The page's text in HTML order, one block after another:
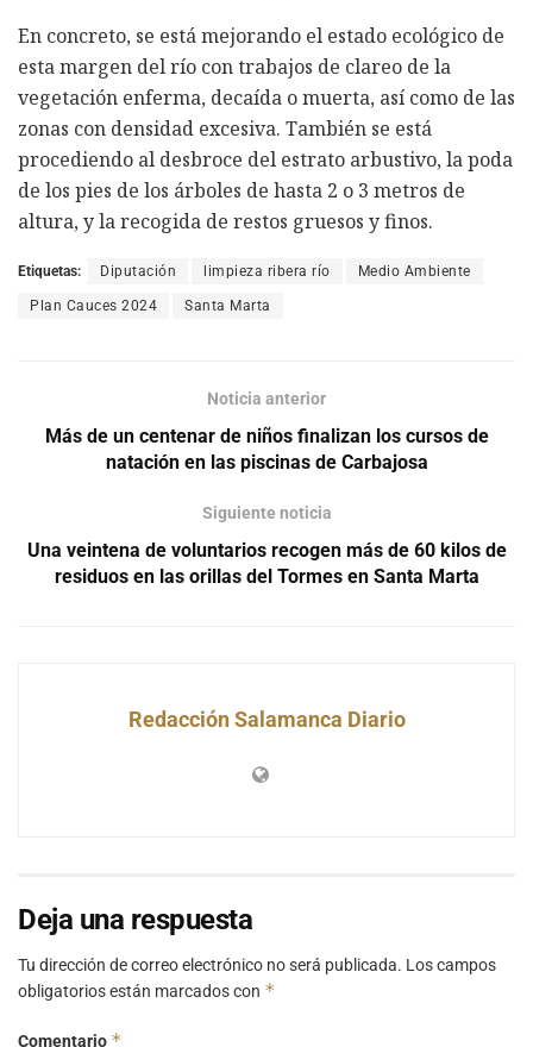
En concreto, se está mejorando el estado ecológico de
esta margen del río con trabajos de clareo de la
vegetación enferma, decaída o muerta, así como de las
zonas con densidad excesiva. También se está
procediendo al desbroce del estrato arbustivo, la poda
de los pies de los árboles de hasta 2 o 3 metros de
altura, y la recogida de restos gruesos y finos.
Etiquetas: Diputación limpieza ribera río Medio Ambiente
Plan Cauces 2024 Santa Marta
Noticia anterior
Más de un centenar de niños finalizan los cursos de
natación en las piscinas de Carbajosa
Siguiente noticia
Una veintena de voluntarios recogen más de 60 kilos de
residuos en las orillas del Tormes en Santa Marta
Redacción Salamanca Diario
Deja una respuesta
Tu dirección de correo electrónico no será publicada. Los campos
obligatorios están marcados con *
Comentario *